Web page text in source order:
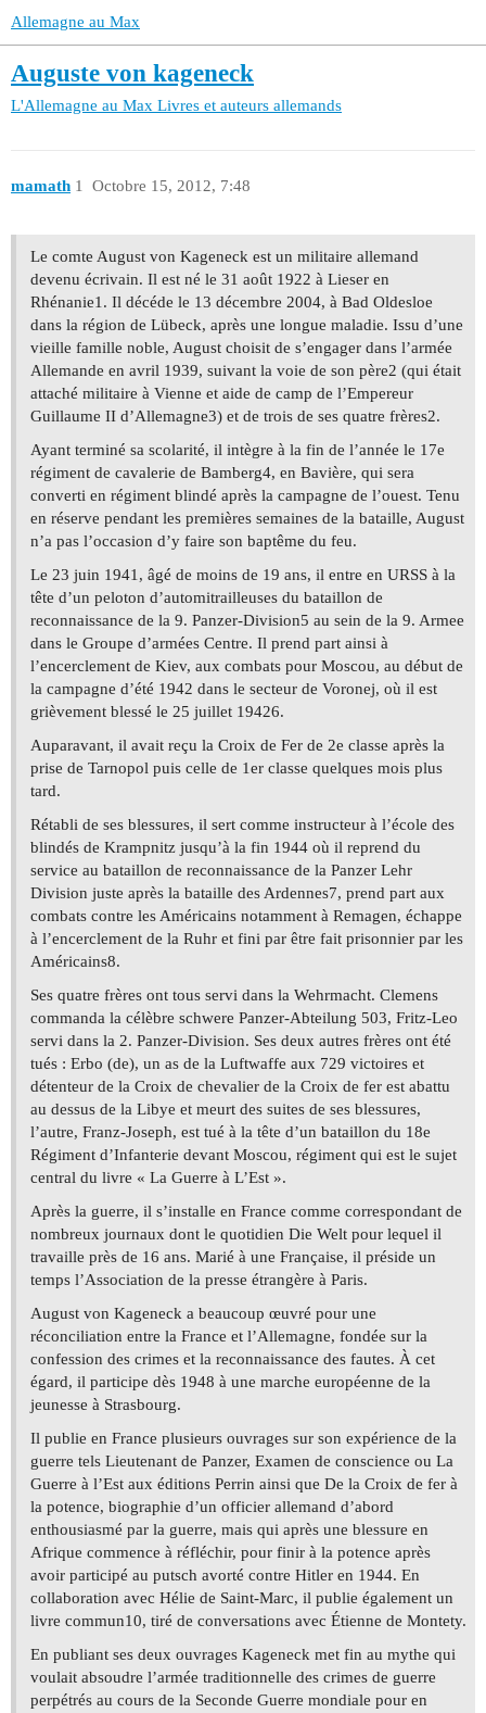
Allemagne au Max
Auguste von kageneck
L'Allemagne au Max Livres et auteurs allemands
mamath Octobre 15, 2012, 7:48
1
Le comte August von Kageneck est un militaire allemand
devenu écrivain. Il est né le 31 août 1922 à Lieser en
Rhénanie1. Il décéde le 13 décembre 2004, à Bad Oldesloe
dans la région de Lübeck, après une longue maladie. Issu d’une
vieille famille noble, August choisit de s’engager dans l’armée
Allemande en avril 1939, suivant la voie de son père2 (qui était
attaché militaire à Vienne et aide de camp de l’Empereur
Guillaume II d’Allemagne3) et de trois de ses quatre frères2.
Ayant terminé sa scolarité, il intègre à la fin de l’année le 17e
régiment de cavalerie de Bamberg4, en Bavière, qui sera
converti en régiment blindé après la campagne de l’ouest. Tenu
en réserve pendant les premières semaines de la bataille, August
n’a pas l’occasion d’y faire son baptême du feu.
Le 23 juin 1941, âgé de moins de 19 ans, il entre en URSS à la
tête d’un peloton d’automitrailleuses du bataillon de
reconnaissance de la 9. Panzer-Division5 au sein de la 9. Armee
dans le Groupe d’armées Centre. Il prend part ainsi à
l’encerclement de Kiev, aux combats pour Moscou, au début de
la campagne d’été 1942 dans le secteur de Voronej, où il est
grièvement blessé le 25 juillet 19426.
Auparavant, il avait reçu la Croix de Fer de 2e classe après la
prise de Tarnopol puis celle de 1er classe quelques mois plus
tard.
Rétabli de ses blessures, il sert comme instructeur à l’école des
blindés de Krampnitz jusqu’à la fin 1944 où il reprend du
service au bataillon de reconnaissance de la Panzer Lehr
Division juste après la bataille des Ardennes7, prend part aux
combats contre les Américains notamment à Remagen, échappe
à l’encerclement de la Ruhr et fini par être fait prisonnier par les
Américains8.
Ses quatre frères ont tous servi dans la Wehrmacht. Clemens
commanda la célèbre schwere Panzer-Abteilung 503, Fritz-Leo
servi dans la 2. Panzer-Division. Ses deux autres frères ont été
tués : Erbo (de), un as de la Luftwaffe aux 729 victoires et
détenteur de la Croix de chevalier de la Croix de fer est abattu
au dessus de la Libye et meurt des suites de ses blessures,
l’autre, Franz-Joseph, est tué à la tête d’un bataillon du 18e
Régiment d’Infanterie devant Moscou, régiment qui est le sujet
central du livre « La Guerre à L’Est ».
Après la guerre, il s’installe en France comme correspondant de
nombreux journaux dont le quotidien Die Welt pour lequel il
travaille près de 16 ans. Marié à une Française, il préside un
temps l’Association de la presse étrangère à Paris.
August von Kageneck a beaucoup œuvré pour une
réconciliation entre la France et l’Allemagne, fondée sur la
confession des crimes et la reconnaissance des fautes. À cet
égard, il participe dès 1948 à une marche européenne de la
jeunesse à Strasbourg.
Il publie en France plusieurs ouvrages sur son expérience de la
guerre tels Lieutenant de Panzer, Examen de conscience ou La
Guerre à l’Est aux éditions Perrin ainsi que De la Croix de fer à
la potence, biographie d’un officier allemand d’abord
enthousiasmé par la guerre, mais qui après une blessure en
Afrique commence à réfléchir, pour finir à la potence après
avoir participé au putsch avorté contre Hitler en 1944. En
collaboration avec Hélie de Saint-Marc, il publie également un
livre commun10, tiré de conversations avec Étienne de Montety.
En publiant ses deux ouvrages Kageneck met fin au mythe qui
voulait absoudre l’armée traditionnelle des crimes de guerre
perpétrés au cours de la Seconde Guerre mondiale pour en